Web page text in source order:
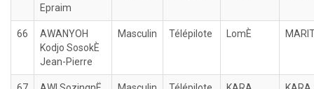
Epraim
66
AWANYOH
Kodjo SosokÈ
Jean-Pierre
Masculin Télépilote LomÈ